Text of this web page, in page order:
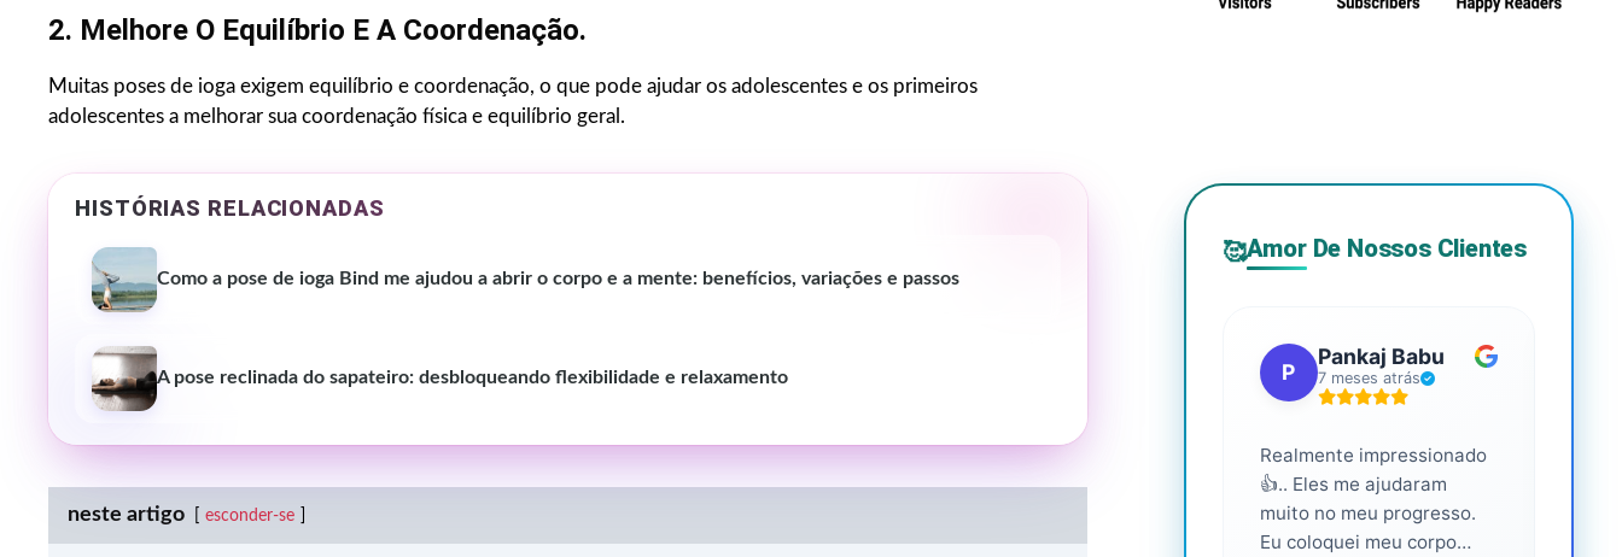
2. Melhore O Equilíbrio E A Coordenação.
Muitas poses de ioga exigem equilíbrio e coordenação, o que pode ajudar os adolescentes e os primeiros
adolescentes a melhorar sua coordenação física e equilíbrio geral.
HISTÓRIAS RELACIONADAS
Como a pose de ioga Bind me ajudou a abrir o corpo e a mente: benefícios, variações e passos
A pose reclinada do sapateiro: desbloqueando flexibilidade e relaxamento
neste artigo esconder-se
🥰Amor De Nossos Clientes
P
Pankaj Babu
7 meses atrás
Realmente impressionado
👍.. Eles me ajudaram
muito no meu progresso.
Eu coloquei meu corpo